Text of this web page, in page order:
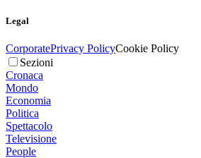
Legal
CorporatePrivacy PolicyCookie Policy
Sezioni
Cronaca
Mondo
Economia
Politica
Spettacolo
Televisione
People